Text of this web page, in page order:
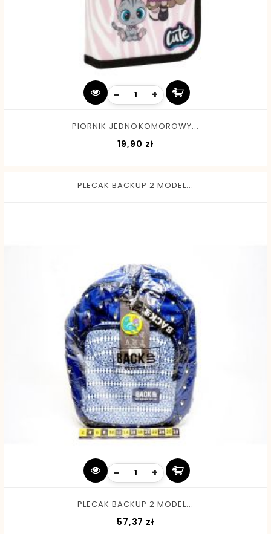
- +
PIORNIK JEDNOKOMOROWY...
19,90 złCena
PLECAK BACKUP 2 MODEL...
- +
PLECAK BACKUP 2 MODEL...
57,37 zł